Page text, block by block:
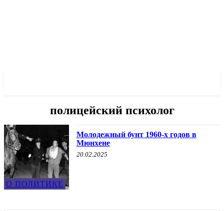
полицейский психолог
О ПОЛИТИКЕ
Молодежный бунт 1960-х годов в
Мюнхене
20.02.2025